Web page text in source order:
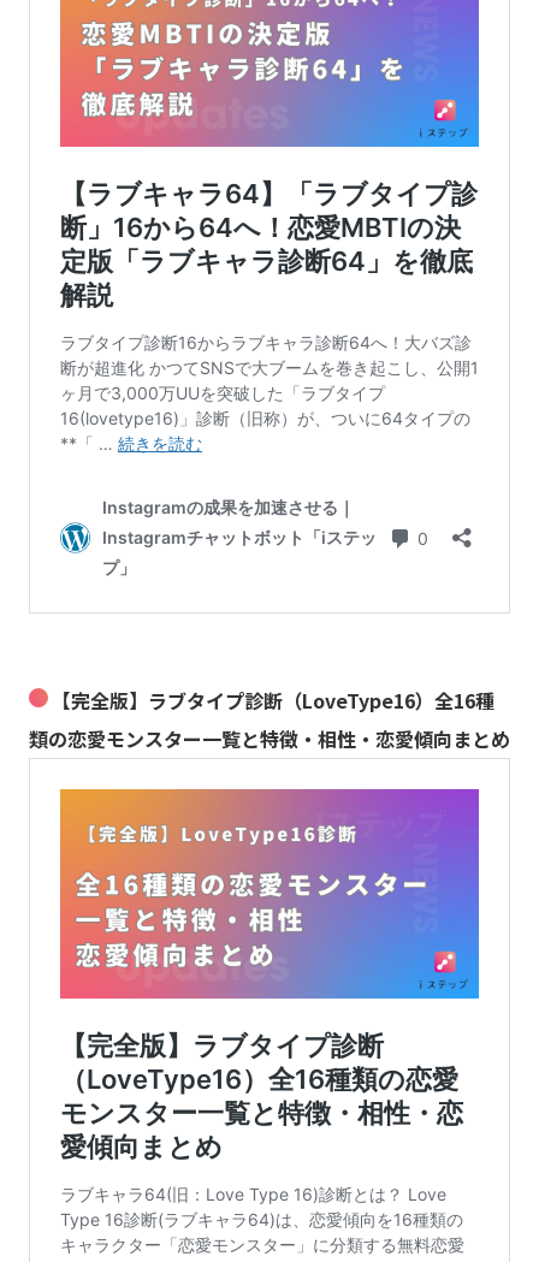
【完全版】ラブタイプ診断（LoveType16）全16種
類の恋愛モンスター一覧と特徴・相性・恋愛傾向まとめ